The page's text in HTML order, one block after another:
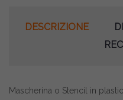
DESCRIZIONE
Mascherina o Stencil in